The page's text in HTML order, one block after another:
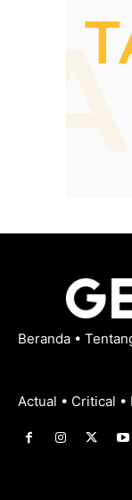
Beranda •
Actual • Critical •